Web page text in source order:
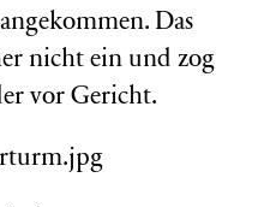
Das
nicht ein und zog
vor Gericht.